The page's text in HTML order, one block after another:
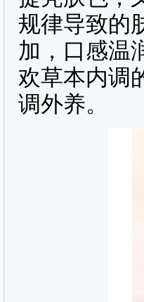
规律导致的
加，口感温
欢草本内调
调外养。